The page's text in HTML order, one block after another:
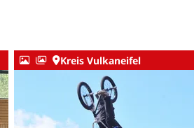
Kreis Vulkaneifel